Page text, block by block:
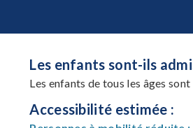
Les enfants sont-ils
Les enfants de tous les âges sont
Accessibilité estimée :